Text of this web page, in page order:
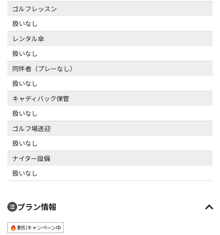
ゴルフレッスン
扱いなし
レンタル傘
扱いなし
同伴者（プレーなし）
扱いなし
キャディバック保管
扱いなし
ゴルフ場送迎
扱いなし
ナイター設備
扱いなし
プラン情報
割引キャンペーン中